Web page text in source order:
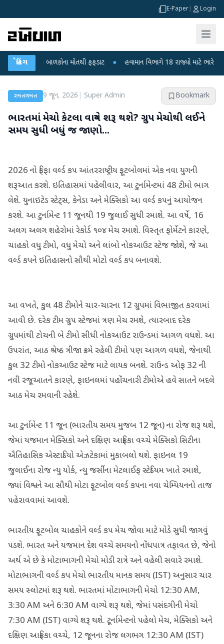
E-Paper Login
બ્રેકિંગ
6 બાળકોના મોતથી ફફડાટ ● હવામાન વિભાગે 18 રાજ્યો માટે ભારે વરસાદની
રમતગમત 9 જૂન, 2026 Super Admin Bookmark
ભારતમાં મેચો કેટલા વાગ્યે શરૂ થશે? ગ્રુપ મેચોથી લઈને
સમય સુધી બધું જ જાણો...
2026 નો ફિફા વર્લ્ડ કપ આંતરરાષ્ટ્રીય ફૂટબોલમાં એક નવા યુગની
શરૂઆત કરશે. ઇતિહાસમાં પહેલીવાર, આ ટુર્નામેન્ટમાં 48 ટીમો ભાગ
લેશે. યુનાઇટેડ સ્ટેટ્સ, કેનેડા અને મેક્સિકો આ વર્લ્ડ કપનું આયોજન
કરશે. આ ટુર્નામેન્ટ 11 જૂનથી 19 જુલાઈ સુધી રમાશે. આ વર્ષે, 16
અલગ અલગ શહેરોમાં રેકોર્ડ ૧૦૪ મેચ રમાશે. વિસ્તૃત ફોર્મેટને કારણે,
ચાહકો વધુ ટીમો, વધુ મેચો અને લાંબો નોકઆઉટ સ્ટેજ જોશે, જે આ
વર્લ્ડ કપને ઇતિહાસનો સૌથી મોટો વર્લ્ડ કપ બનાવશે.
આ વખતે, કુલ 48 ટીમોને ચાર-ચારના 12 ગ્રુપમાં વિભાજીત કરવામાં
આવી છે. દરેક ટીમ ગ્રુપ સ્ટેજમાં ત્રણ મેચ રમશે, ત્યારબાદ દરેક
ગ્રુપમાંથી ટોચની બે ટીમો સીધી નોકઆઉટ રાઉન્ડમાં આગળ વધશે. આ
ઉપરાંત, આઠ શ્રેષ્ઠ ત્રીજા ક્રમે રહેલી ટીમો પણ આગળ વધશે, જેનાથી
કુલ 32 ટીમો નોકઆઉટ સ્ટેજ માટે લાયક બનશે. રાઉન્ડ ઓફ 32 ની
નવી રજૂઆતને કારણે, ફાઇનલમાં પહોંચનારી ટીમોએ હવે સાતને બદલે
આઠ મેચ રમવાની રહેશે.
આ ટુર્નામેન્ટ 11 જૂન (ભારતીય સમય મુજબ 12 જૂન) ના રોજ શરૂ થશે,
જેમાં યજમાન મેક્સિકો અને દક્ષિણ આફ્રિકા વચ્ચે મેક્સિકો સિટીના
ઐતિહાસિક એસ્ટાડિયો એઝટેકામાં મુકાબલો થશે. ફાઇનલ 19
જુલાઈના રોજ ન્યુ યોર્ક, ન્યુ જર્સીના મેટલાઈફ સ્ટેડિયમ ખાતે રમાશે,
જ્યાં વિશ્વને આ સૌથી મોટા ફૂટબોલ વર્લ્ડ કપના નવા ચેમ્પિયનનો તાજ
પહેરાવવામાં આવશે.
ભારતીય ફૂટબોલ ચાહકોને વર્લ્ડ કપ મેચ જોવા માટે મોડે સુધી જાગવું
પડશે. ભારત અને યજમાન દેશ વચ્ચે સમયનો નોંધપાત્ર તફાવત છે, જેનો
અર્થ એ છે કે મોટાભાગની મેચો મોડી રાત્રે અને વહેલી સવારે રમાશે.
મોટાભાગની વર્લ્ડ કપ મેચો ભારતીય માનક સમય (IST) અનુસાર ચાર
સમય સ્લોટમાં શરૂ થશે. ભારતમાં મોટાભાગની મેચો 12:30 AM,
3:30 AM અને 6:30 AM વાગ્યે શરૂ થશે, જેમાં પસંદગીની મેચો
7:30 AM (IST) વાગ્યે શરૂ થશે. ટૂર્નામેન્ટનો પહેલો મેચ, મેક્સિકો અને
દક્ષિણ આફ્રિકા વચ્ચે, 12 જૂનના રોજ લગભગ 12:30 AM (IST)